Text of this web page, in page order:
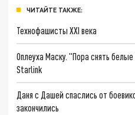
ЧИТАЙТЕ ТАКЖЕ:
Технофашисты XXI века
Оплеуха Маску. "Пора снять
Starlink
Даня с Дашей спаслись от
закончились